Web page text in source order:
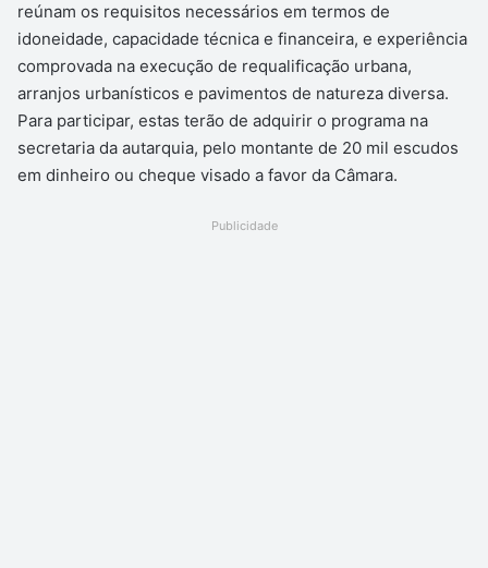
reúnam os requisitos necessários em termos de
idoneidade, capacidade técnica e financeira, e experiência
comprovada na execução de requalificação urbana,
arranjos urbanísticos e pavimentos de natureza diversa.
Para participar, estas terão de adquirir o programa na
secretaria da autarquia, pelo montante de 20 mil escudos
em dinheiro ou cheque visado a favor da Câmara.
Publicidade